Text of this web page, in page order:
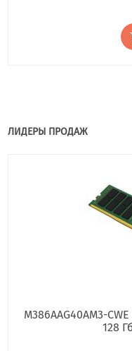
ЛИДЕРЫ ПРОДАЖ
M386AAG40AM3-
128